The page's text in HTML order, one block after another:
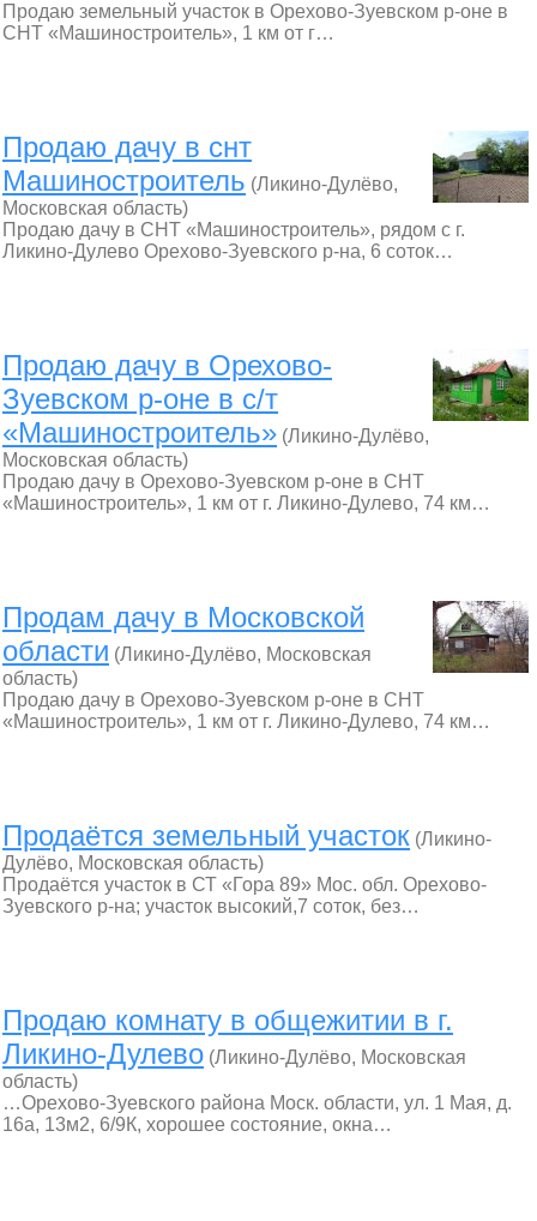
Продаю земельный участок в Орехово-Зуевском р-оне в
СНТ «Машиностроитель», 1 км от г…
Продаю дачу в снт
Машиностроитель (Ликино-Дулёво,
Московская область)
Продаю дачу в СНТ «Машиностроитель», рядом с г.
Ликино-Дулево Орехово-Зуевского р-на, 6 соток…
Продаю дачу в Орехово-
Зуевском р-оне в с/т
«Машиностроитель» (Ликино-Дулёво,
Московская область)
Продаю дачу в Орехово-Зуевском р-оне в СНТ
«Машиностроитель», 1 км от г. Ликино-Дулево, 74 км…
Продам дачу в Московской
области (Ликино-Дулёво, Московская
область)
Продаю дачу в Орехово-Зуевском р-оне в СНТ
«Машиностроитель», 1 км от г. Ликино-Дулево, 74 км…
Продаётся земельный участок (Ликино-
Дулёво, Московская область)
Продаётся участок в СТ «Гора 89» Мос. обл. Орехово-
Зуевского р-на; участок высокий,7 соток, без…
Продаю комнату в общежитии в г.
Ликино-Дулево (Ликино-Дулёво, Московская
область)
…Орехово-Зуевского района Моск. области, ул. 1 Мая, д.
16а, 13м2, 6/9К, хорошее состояние, окна…